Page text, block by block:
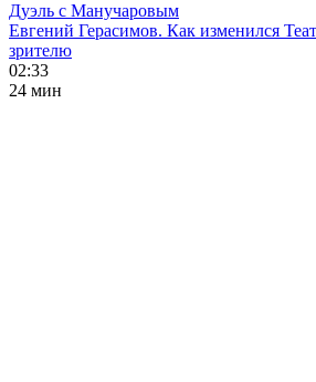
Дуэль с Манучаровым
Евгений Герасимов. Как изменился
зрителю
02:33
24 мин